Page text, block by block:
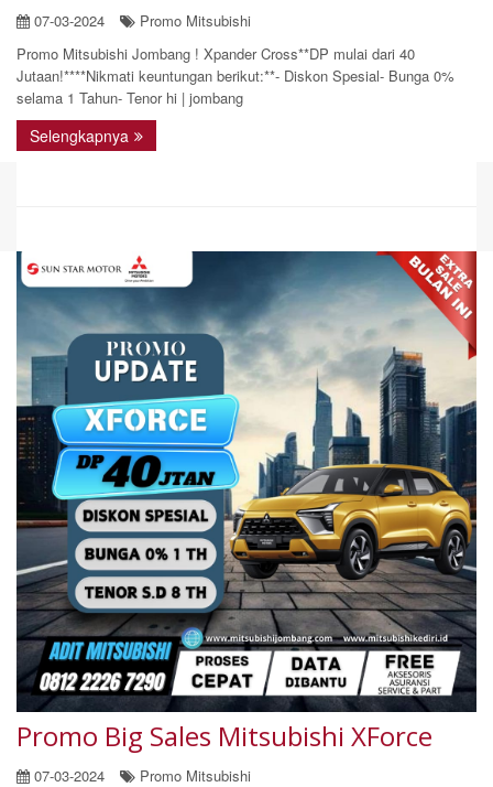
07-03-2024
Promo Mitsubishi
Promo Mitsubishi Jombang ! Xpander Cross**DP mulai dari 40
Jutaan!****Nikmati keuntungan berikut:**- Diskon Spesial- Bunga 0%
selama 1 Tahun- Tenor hi | jombang
Selengkapnya
Promo Big Sales Mitsubishi XForce
07-03-2024
Promo Mitsubishi